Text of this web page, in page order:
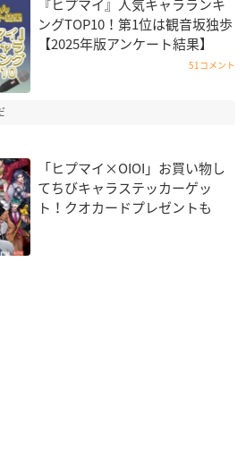
『ヒプマイ』人気キャラランキ
ングTOP10！第1位は観音坂独歩
【2025年版アンケート結果】
51コメント
「ヒプマイ×OIOI」お買い物し
てちびキャラステッカーゲッ
ト！クオカードプレゼントも